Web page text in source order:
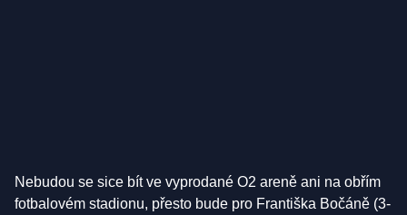
Nebudou se sice bít ve vyprodané O2 areně ani na obřím
fotbalovém stadionu, přesto bude pro Františka Bočáně (3-